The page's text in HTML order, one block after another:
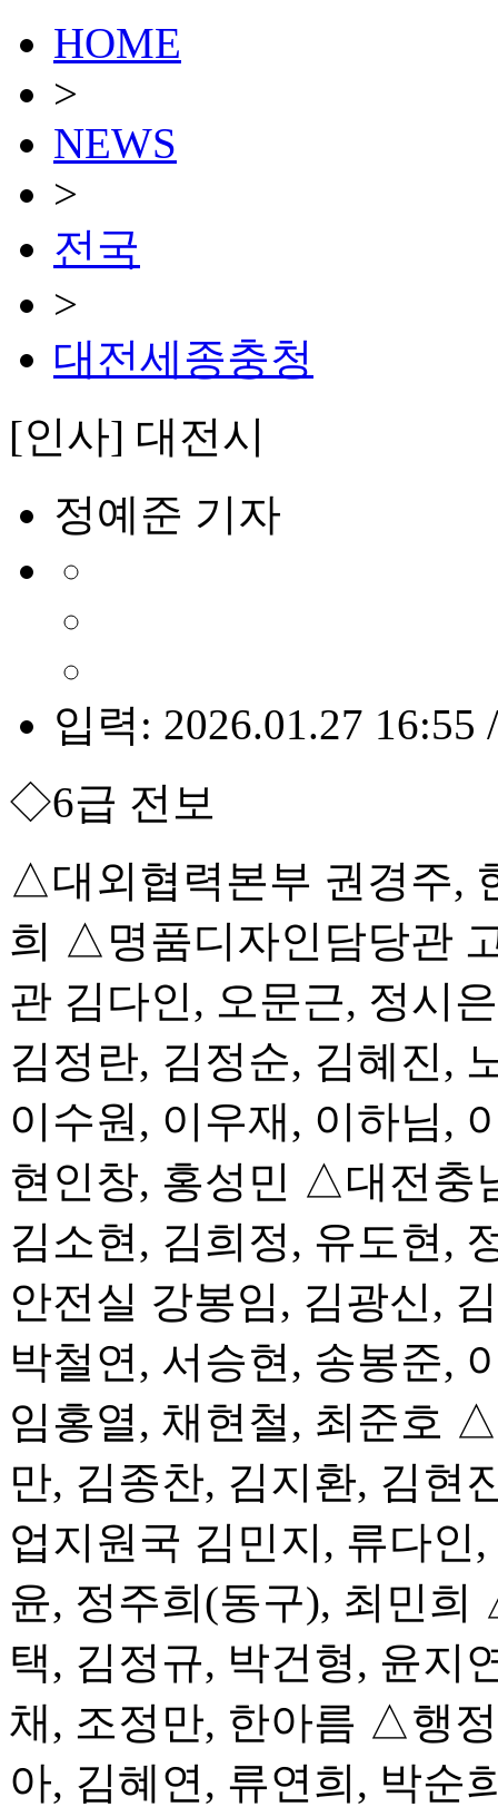
HOME
>
NEWS
>
전국
>
대전세종충청
[인사] 대전시
정예준 기자
입력: 2026.01.27 16:55
◇6급 전보
△대외협력본부 권경주,
희 △명품디자인담당관
관 김다인, 오문근, 정시
김정란, 김정순, 김혜진,
이수원, 이우재, 이하님,
현인창, 홍성민 △대전충
김소현, 김희정, 유도현,
안전실 강봉임, 김광신,
박철연, 서승현, 송봉준,
임홍열, 채현철, 최준호
만, 김종찬, 김지환, 김현
업지원국 김민지, 류다인
윤, 정주희(동구), 최민
택, 김정규, 박건형, 윤지
채, 조정만, 한아름 △행
아, 김혜연, 류연희, 박순